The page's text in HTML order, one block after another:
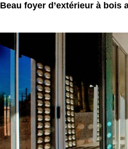
Beau foyer d’extérieur à bois